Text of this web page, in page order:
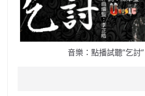
音樂：點播試聽”乞討”